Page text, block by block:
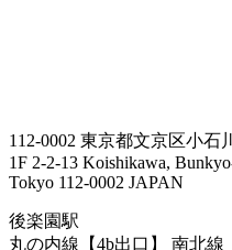
112-0002 東京都文京区小石
1F 2-2-13 Koishikawa,
Tokyo 112-0002 JAPAN
後楽園駅
丸の内線【4b出口】 南北線